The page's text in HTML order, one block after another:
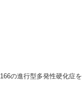
の進行型多発性硬化症